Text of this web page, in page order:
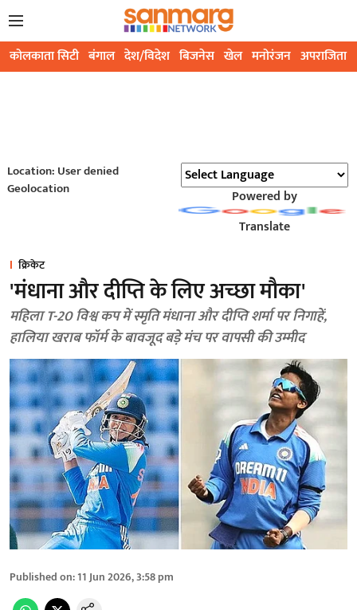
कोलकाता सिटी बंगाल देश/विदेश बिजनेस खेल मनोरंजन अपराजिता
Location: User denied
Geolocation
Powered by
Translate
क्रिकेट
'मंधाना और दीप्ति के लिए अच्छा मौका'
महिला T-20 विश्व कप में स्मृति मंधाना और दीप्ति शर्मा पर निगाहें,
हालिया खराब फॉर्म के बावजूद बड़े मंच पर वापसी की उम्मीद
Published on:11 Jun 2026, 3:58 pm